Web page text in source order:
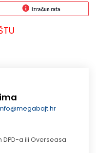
Izračun rata
a ili Overseasa